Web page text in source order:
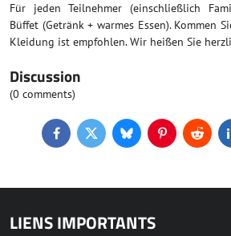
Für jeden Teilnehmer (einschließlich
Büffet (Getränk + warmes Essen). Kommen
Kleidung ist empfohlen. Wir heißen Sie
Discussion
(0 comments)
FacebookTwitterBlueskyPinterestReddit
LIENS IMPORTANTS